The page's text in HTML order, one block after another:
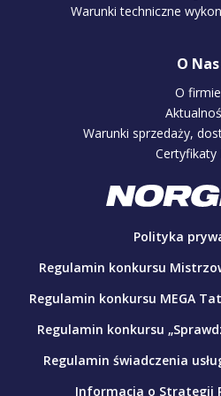
Warunki techniczne
O Nas
O firmie
Warunki sprzedaży,
Certyfikaty
Polityka
Regulamin konkursu
Regulamin konkursu MEGA
Regulamin konkursu
Regulamin świadczenia
Informacja o Strategii